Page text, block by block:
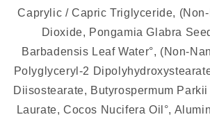
Caprylic / Capric Triglyceride,
Dioxide, Pongamia Glabra
Barbadensis Leaf Water°, (Non-
Polyglyceryl-2
Diisostearate, Butyrospermum Parkii
Laurate, Cocos Nucifera Oil°,